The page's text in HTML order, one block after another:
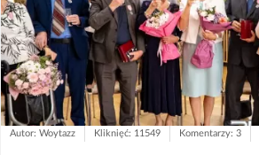
Autor: Woytazz Kliknięć: 11549 Komentarzy: 3